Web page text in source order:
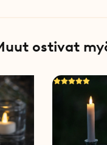
ostivat